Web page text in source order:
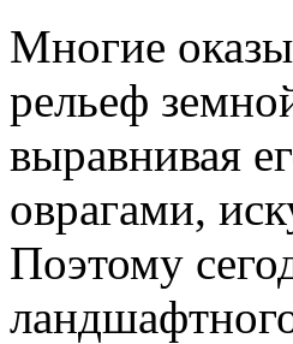
Многие
рельеф
выравнивая
оврагами,
Поэтому